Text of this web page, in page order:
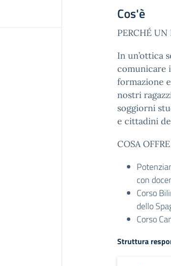
Cos'è
PERCHÉ
In un’ottica
comunicare
formazione
nostri
soggiorni
e cittadini
COSA
con
Corso
dello
Corso
Struttura